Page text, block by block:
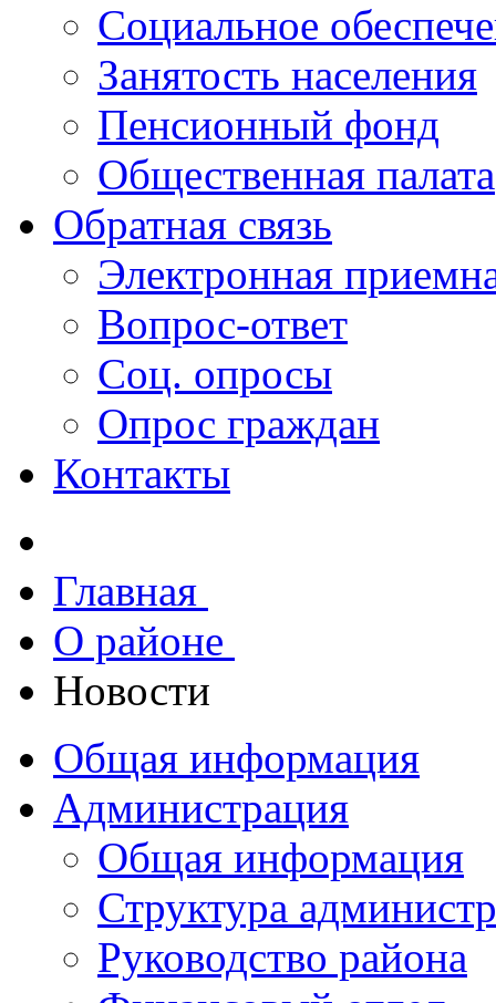
Социальное
Занятость населения
Пенсионный фонд
Общественная палата
Обратная связь
Электронная
Вопрос-ответ
Соц. опросы
Опрос граждан
Контакты
Главная
О районе
Новости
Общая информация
Администрация
Общая информация
Структура
Руководство района